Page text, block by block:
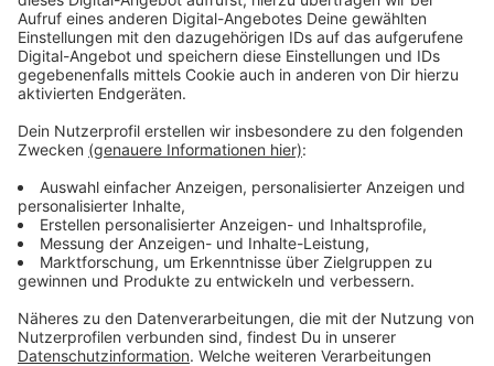
Handy-Verbot: Keine bundeseinheitlichen
Standards
Bislang gestalten die rund 5.500 Schulen in NRW den
Umgang mit Handys in eigener Verantwortung. Bei
einer Bildungsministerkonferenz in Berlin hatten sich
die Bundesländer in der vergangenen Woche nicht auf
kündigten in den vergangenen Tagen aber eine
restriktivere Gangart an.